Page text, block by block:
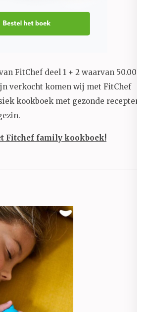
FitChef deel 1 + 2 waarvan 50.000+
verkocht komen wij met FitChef
kookboek met gezonde recepten
Fitchef family kookboek!